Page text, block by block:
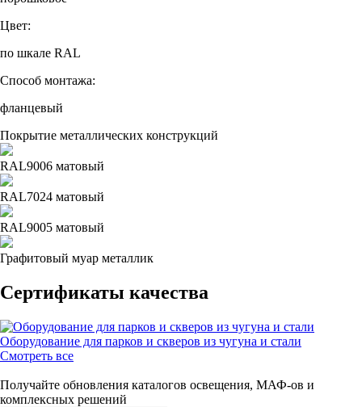
Цвет:
по шкале RAL
Способ монтажа:
фланцевый
Покрытие металлических конструкций
RAL9006 матовый
RAL7024 матовый
RAL9005 матовый
Графитовый муар металлик
Сертификаты качества
Оборудование для парков и скверов из чугуна и стали
Смотреть все
Получайте обновления каталогов освещения, МАФ-ов и
комплексных решений